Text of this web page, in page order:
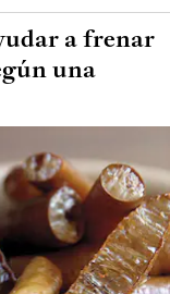
a frenar
una